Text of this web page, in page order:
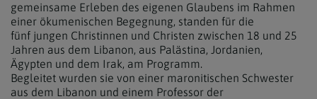
gemeinsame Erleben des eigenen Glaubens im Rahmen
einer ökumenischen Begegnung, standen für die
fünf jungen Christinnen und Christen zwischen 18 und 25
Jahren aus dem Libanon, aus Palästina, Jordanien,
Ägypten und dem Irak, am Programm.
Begleitet wurden sie von einer maronitischen Schwester
aus dem Libanon und einem Professor der